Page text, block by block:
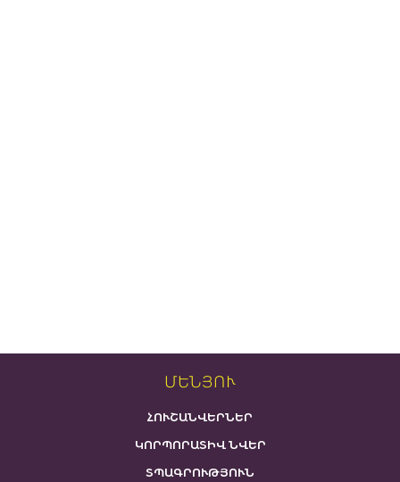
ՄԵՆՅՈՒ
ՀՈՒՇԱՆՎԵՐՆԵՐ
ԿՈՐՊՈՐԱՏԻՎ ՆՎԵՐ
ՏՊԱԳՐՈՒԹՅՈՒՆ